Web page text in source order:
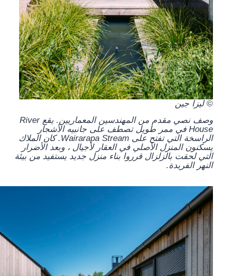
© ليزا جين
وصف نصي مقدم من المهندسين المعماريين.
يقع River
House في ممر طويل تصطف على جانبيه الأشجار
الراسخة التي تفتح على Wairarapa Stream. كان الملاك
يسكنون المنزل الأصلي في العقار لأجيال ، وبعد الأضرار
التي لحقت بالزلزال قرروا بناء منزل جديد يستفيد من بيئة
النهر الفريدة.